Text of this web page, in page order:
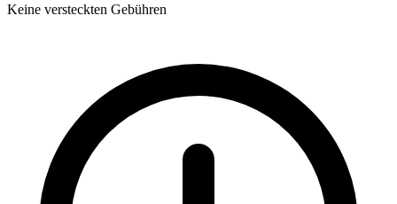
Keine versteckten Gebühren